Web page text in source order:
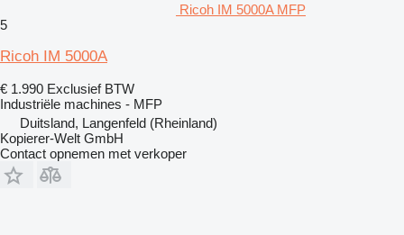
Ricoh IM 5000A MFP
5
Ricoh IM 5000A
€ 1.990 Exclusief BTW
Industriële machines - MFP
Duitsland, Langenfeld (Rheinland)
Kopierer-Welt GmbH
Contact opnemen met verkoper